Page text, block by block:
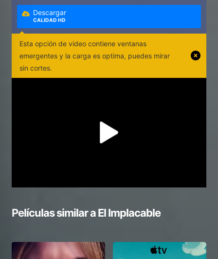
Descargar
CALIDAD HD
Esta opción de video contiene ventanas
emergentes y la carga es optima, puedes mirar
sin cortes.
Películas similar aEl Implacable